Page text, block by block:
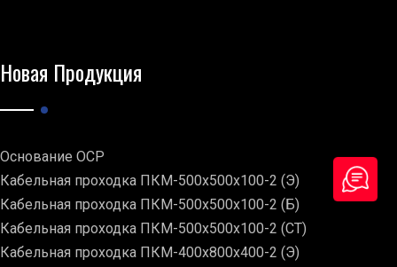
Новая Продукция
Основание ОСР
Кабельная проходка ПКМ-500х500х100-2 (Э)
Кабельная проходка ПКМ-500х500х100-2 (Б)
Кабельная проходка ПКМ-500х500х100-2 (СТ)
Кабельная проходка ПКМ-400х800х400-2 (Э)